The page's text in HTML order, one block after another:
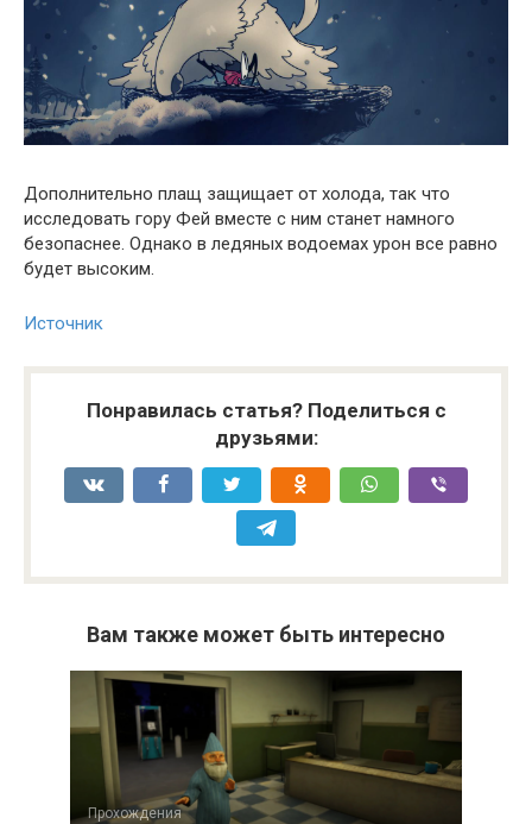
Дополнительно плащ защищает от холода, так что
исследовать гору Фей вместе с ним станет намного
безопаснее. Однако в ледяных водоемах урон все равно
будет высоким.
Источник
Понравилась статья? Поделиться с
друзьями:
Вам также может быть интересно
Прохождения